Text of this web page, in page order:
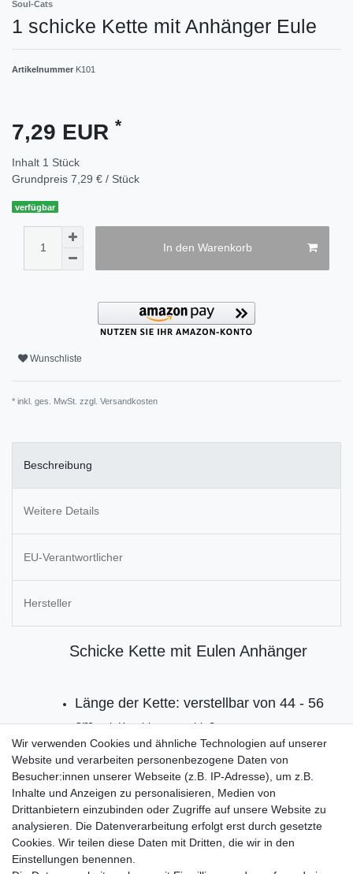
Soul-Cats
1 schicke Kette mit Anhänger Eule
Artikelnummer K101
7,29 EUR *
Inhalt 1 Stück
Grundpreis 7,29 € / Stück
verfügbar
In den Warenkorb
Wunschliste
* inkl. ges. MwSt. zzgl. Versandkosten
Beschreibung
Weitere Details
EU-Verantwortlicher
Hersteller
Schicke Kette mit Eulen Anhänger
Länge der Kette: verstellbar von 44 - 56
cm, mit Karabinerverschluß
Größe Anhänger: 2,1x3,7cm
Material: Metall und Straßstein
Lieferung 1 Stück
Wir verwenden Cookies und ähnliche Technologien auf unserer
Website und verarbeiten personenbezogene Daten von
Besucher:innen unserer Webseite (z.B. IP-Adresse), um z.B.
Inhalte und Anzeigen zu personalisieren, Medien von
Drittanbietern einzubinden oder Zugriffe auf unsere Website zu
analysieren. Die Datenverarbeitung erfolgt erst durch gesetzte
Cookies. Wir teilen diese Daten mit Dritten, die wir in den
Einstellungen benennen.